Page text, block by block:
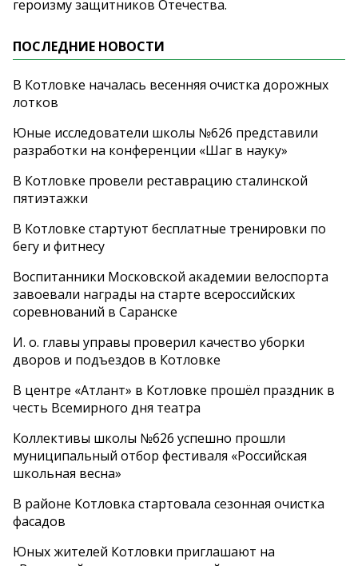
героизму защитников Отечества.
ПОСЛЕДНИЕ НОВОСТИ
В Котловке началась весенняя очистка дорожных
лотков
Юные исследователи школы №626 представили
разработки на конференции «Шаг в науку»
В Котловке провели реставрацию сталинской
пятиэтажки
В Котловке стартуют бесплатные тренировки по
бегу и фитнесу
Воспитанники Московской академии велоспорта
завоевали награды на старте всероссийских
соревнований в Саранске
И. о. главы управы проверил качество уборки
дворов и подъездов в Котловке
В центре «Атлант» в Котловке прошёл праздник в
честь Всемирного дня театра
Коллективы школы №626 успешно прошли
муниципальный отбор фестиваля «Российская
школьная весна»
В районе Котловка стартовала сезонная очистка
фасадов
Юных жителей Котловки приглашают на